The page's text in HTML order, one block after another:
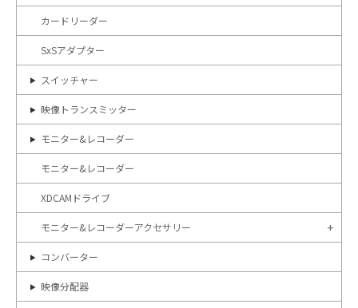
カードリーダー
SxSアダプター
スイッチャー
映像トランスミッター
モニター&レコーダー
モニター&レコーダー
XDCAMドライブ
モニター&レコーダーアクセサリー
コンバーター
映像分配器